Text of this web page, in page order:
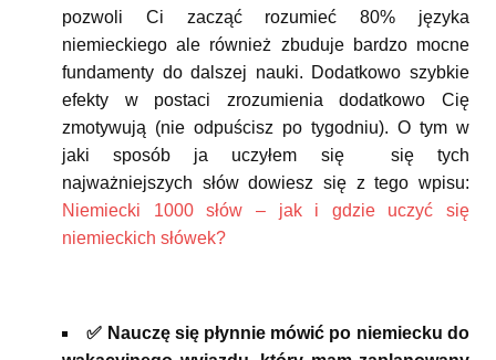
pozwoli Ci zacząć rozumieć 80% języka
niemieckiego ale również zbuduje bardzo mocne
fundamenty do dalszej nauki. Dodatkowo szybkie
efekty w postaci zrozumienia dodatkowo Cię
zmotywują (nie odpuścisz po tygodniu). O tym w
jaki sposób ja uczyłem się się tych
najważniejszych słów dowiesz się z tego wpisu:
Niemiecki 1000 słów – jak i gdzie uczyć się
niemieckich słówek?
✅ Nauczę się płynnie mówić po niemiecku do